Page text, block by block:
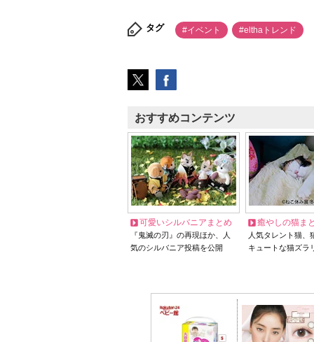
タグ #イベント #elthaトレンド
おすすめコンテンツ
可愛いシルバニアまとめ
『鬼滅の刃』の再現ほか、人
気のシルバニア投稿を公開
癒やしの猫ま
人気タレント猫
キュートな猫ズラ